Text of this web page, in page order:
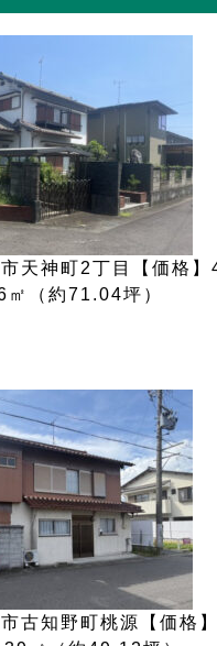
市天神町2丁目【価格
㎡（約71.04坪）
市古知野町桃源【価格